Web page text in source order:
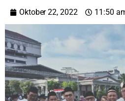
Oktober 22, 2022 11:50